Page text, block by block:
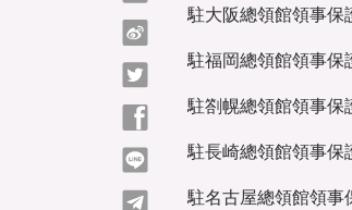
駐大阪總領館領事保
駐福岡總領館領事保
駐劄幌總領館領事保
駐長崎總領館領事保
駐名古屋總領館領事